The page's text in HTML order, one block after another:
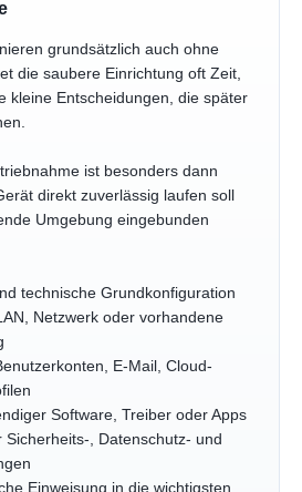
grundsätzlich auch ohne
die saubere Einrichtung oft Zeit,
kleine Entscheidungen, die später
ist besonders dann
direkt zuverlässig laufen soll
Umgebung eingebunden
technische Grundkonfiguration
Netzwerk oder vorhandene
E-Mail, Cloud-
Software, Treiber oder Apps
Sicherheits-, Datenschutz- und
Einweisung in die wichtigsten